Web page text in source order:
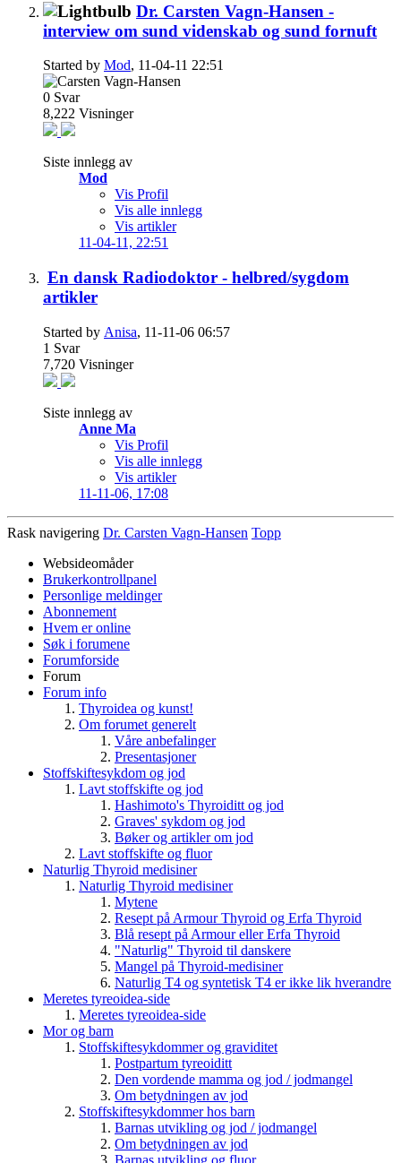
Dr. Carsten Vagn-Hansen -
interview om sund videnskab og sund fornuft
Started by Mod, 11-04-11 22:51
0 Svar
8,222 Visninger
Siste innlegg av
Mod
Vis Profil
Vis alle innlegg
Vis artikler
11-04-11, 22:51
En dansk Radiodoktor - helbred/sygdom
artikler
Started by Anisa, 11-11-06 06:57
1 Svar
7,720 Visninger
Siste innlegg av
Anne Ma
Vis Profil
Vis alle innlegg
Vis artikler
11-11-06, 17:08
Rask navigering Dr. Carsten Vagn-Hansen Topp
Websideomåder
Brukerkontrollpanel
Personlige meldinger
Abonnement
Hvem er online
Søk i forumene
Forumforside
Forum
Forum info
Thyroidea og kunst!
Om forumet generelt
Våre anbefalinger
Presentasjoner
Stoffskiftesykdom og jod
Lavt stoffskifte og jod
Hashimoto's Thyroiditt og jod
Graves' sykdom og jod
Bøker og artikler om jod
Lavt stoffskifte og fluor
Naturlig Thyroid medisiner
Naturlig Thyroid medisiner
Mytene
Resept på Armour Thyroid og Erfa Thyroid
Blå resept på Armour eller Erfa Thyroid
"Naturlig" Thyroid til danskere
Mangel på Thyroid-medisiner
Naturlig T4 og syntetisk T4 er ikke lik hverandre
Meretes tyreoidea-side
Meretes tyreoidea-side
Mor og barn
Stoffskiftesykdommer og graviditet
Postpartum tyreoiditt
Den vordende mamma og jod / jodmangel
Om betydningen av jod
Stoffskiftesykdommer hos barn
Barnas utvikling og jod / jodmangel
Om betydningen av jod
Barnas utvikling og fluor